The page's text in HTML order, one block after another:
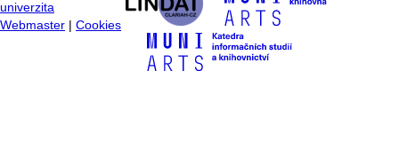
univerzita
Webmaster
Cookies